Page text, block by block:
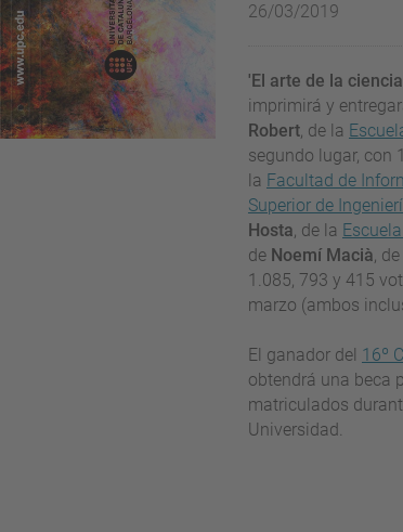
26/03/2019
'El arte de la
imprimirá y
Robert, de la
segundo lugar, con
la Facultad de
Superior de
Hosta, de la
de Noemí Macià,
1.085, 793 y 415
marzo (ambos
El ganador del 16º
obtendrá una beca
matriculados
Universidad.